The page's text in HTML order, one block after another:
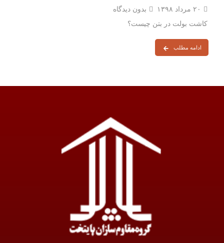
۲۰ مرداد ۱۳۹۸
بدون دیدگاه
کاشت بولت در بتن چیست؟
ادامه مطلب